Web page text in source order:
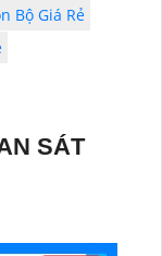
Bộ Giá Rẻ
SÁT